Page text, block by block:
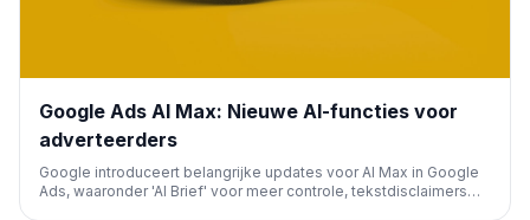
Google Ads AI Max: Nieuwe AI-functies voor
adverteerders
Google introduceert belangrijke updates voor AI Max in Google
Ads, waaronder 'AI Brief' voor meer controle, tekstdisclaimers